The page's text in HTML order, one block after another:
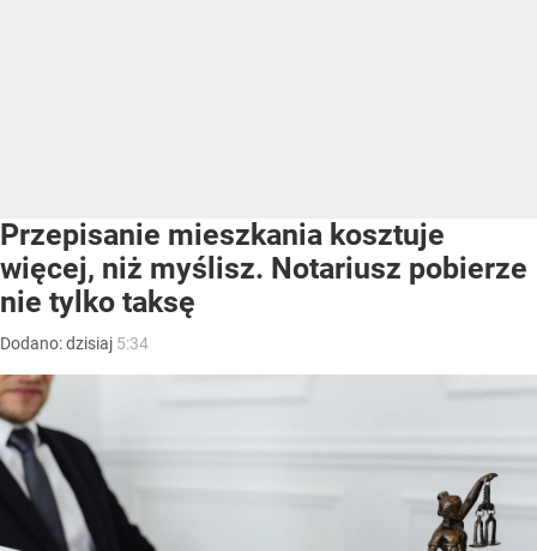
Przepisanie mieszkania kosztuje
więcej, niż myślisz. Notariusz pobierze
nie tylko taksę
Dodano:dzisiaj 5:34